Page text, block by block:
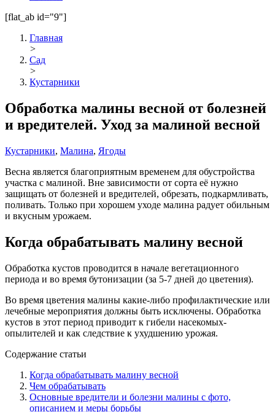
[flat_ab id="9"]
Главная
>
Сад
>
Кустарники
Обработка малины весной от болезней
и вредителей. Уход за малиной весной
Кустарники, Малина, Ягоды
Весна является благоприятным временем для обустройства
участка с малиной. Вне зависимости от сорта её нужно
защищать от болезней и вредителей, обрезать, подкармливать,
поливать. Только при хорошем уходе малина радует обильным
и вкусным урожаем.
Когда обрабатывать малину весной
Обработка кустов проводится в начале вегетационного
периода и во время бутонизации (за 5-7 дней до цветения).
Во время цветения малины какие-либо профилактические или
лечебные мероприятия должны быть исключены. Обработка
кустов в этот период приводит к гибели насекомых-
опылителей и как следствие к ухудшению урожая.
Содержание статьи
Когда обрабатывать малину весной
Чем обрабатывать
Основные вредители и болезни малины с фото,
описанием и меры борьбы